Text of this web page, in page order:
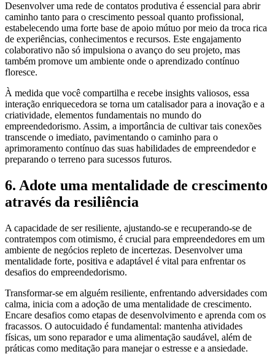
Desenvolver uma rede de contatos produtiva é essencial para abrir
caminho tanto para o crescimento pessoal quanto profissional,
estabelecendo uma forte base de apoio mútuo por meio da troca rica
de experiências, conhecimentos e recursos. Este engajamento
colaborativo não só impulsiona o avanço do seu projeto, mas
também promove um ambiente onde o aprendizado contínuo
floresce.
À medida que você compartilha e recebe insights valiosos, essa
interação enriquecedora se torna um catalisador para a inovação e a
criatividade, elementos fundamentais no mundo do
empreendedorismo. Assim, a importância de cultivar tais conexões
transcende o imediato, pavimentando o caminho para o
aprimoramento contínuo das suas habilidades de empreendedor e
preparando o terreno para sucessos futuros.
6. Adote uma mentalidade de crescimento
através da resiliência
A capacidade de ser resiliente, ajustando-se e recuperando-se de
contratempos com otimismo, é crucial para empreendedores em um
ambiente de negócios repleto de incertezas. Desenvolver uma
mentalidade forte, positiva e adaptável é vital para enfrentar os
desafios do empreendedorismo.
Transformar-se em alguém resiliente, enfrentando adversidades com
calma, inicia com a adoção de uma mentalidade de crescimento.
Encare desafios como etapas de desenvolvimento e aprenda com os
fracassos. O autocuidado é fundamental: mantenha atividades
físicas, um sono reparador e uma alimentação saudável, além de
práticas como meditação para manejar o estresse e a ansiedade.